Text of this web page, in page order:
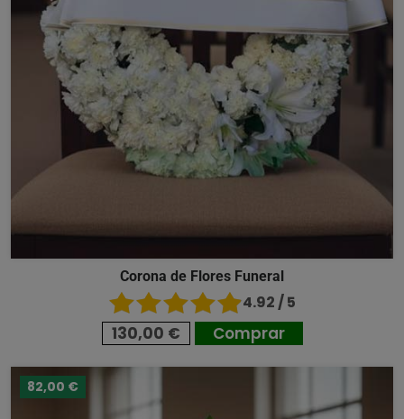
Corona de Flores Funeral
4.92 / 5
130,00 € Comprar
82,00 €